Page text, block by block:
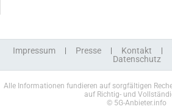
Impressum Presse Kontakt
Datenschutz
Alle Informationen fundieren auf sorgfältigen
auf Richtig- und
© 5G-Anbieter.info